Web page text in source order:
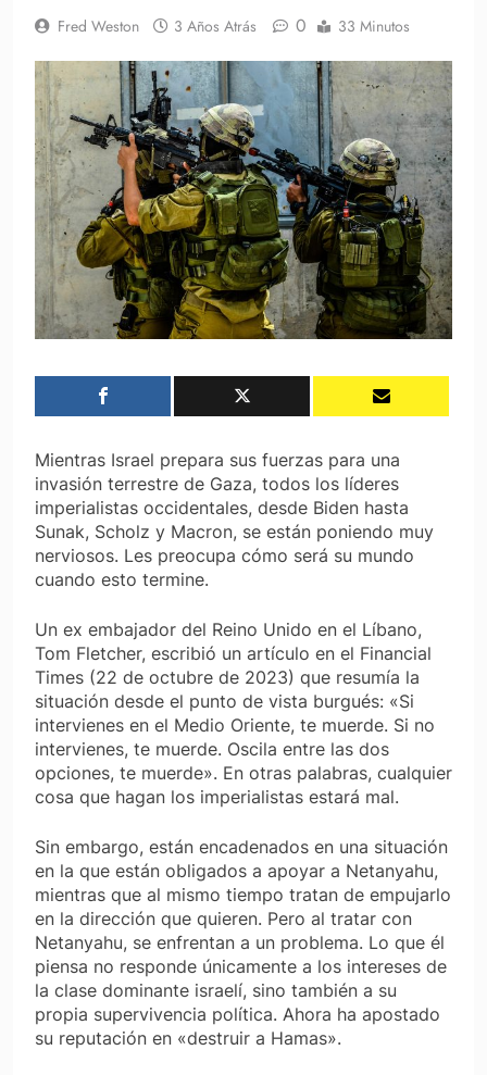
Fred Weston 3 Años Atrás 0 33 Minutos
Mientras Israel prepara sus fuerzas para una
invasión terrestre de Gaza, todos los líderes
imperialistas occidentales, desde Biden hasta
Sunak, Scholz y Macron, se están poniendo muy
nerviosos. Les preocupa cómo será su mundo
cuando esto termine.
Un ex embajador del Reino Unido en el Líbano,
Tom Fletcher, escribió un artículo en el Financial
Times (22 de octubre de 2023) que resumía la
situación desde el punto de vista burgués: «Si
intervienes en el Medio Oriente, te muerde. Si no
intervienes, te muerde. Oscila entre las dos
opciones, te muerde». En otras palabras, cualquier
cosa que hagan los imperialistas estará mal.
Sin embargo, están encadenados en una situación
en la que están obligados a apoyar a Netanyahu,
mientras que al mismo tiempo tratan de empujarlo
en la dirección que quieren. Pero al tratar con
Netanyahu, se enfrentan a un problema. Lo que él
piensa no responde únicamente a los intereses de
la clase dominante israelí, sino también a su
propia supervivencia política. Ahora ha apostado
su reputación en «destruir a Hamas».